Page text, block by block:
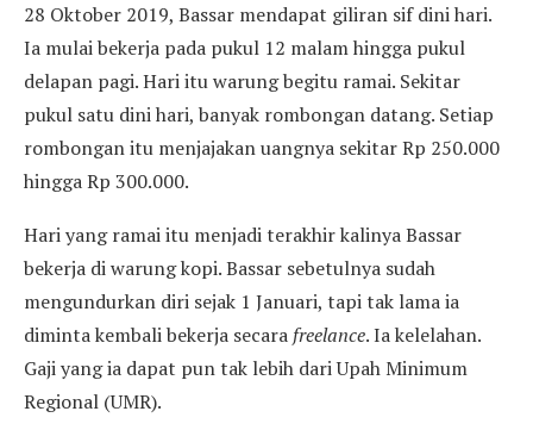
28 Oktober 2019, Bassar mendapat giliran sif dini hari.
Ia mulai bekerja pada pukul 12 malam hingga pukul
delapan pagi. Hari itu warung begitu ramai. Sekitar
pukul satu dini hari, banyak rombongan datang. Setiap
rombongan itu menjajakan uangnya sekitar Rp 250.000
hingga Rp 300.000.
Hari yang ramai itu menjadi terakhir kalinya Bassar
bekerja di warung kopi. Bassar sebetulnya sudah
mengundurkan diri sejak 1 Januari, tapi tak lama ia
diminta kembali bekerja secarafreelance. Ia kelelahan.
Gaji yang ia dapat pun tak lebih dari Upah Minimum
Regional (UMR).